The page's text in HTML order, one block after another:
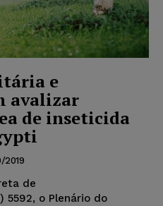
e
avalizar
de inseticida
2019
de
5592, o Plenário do